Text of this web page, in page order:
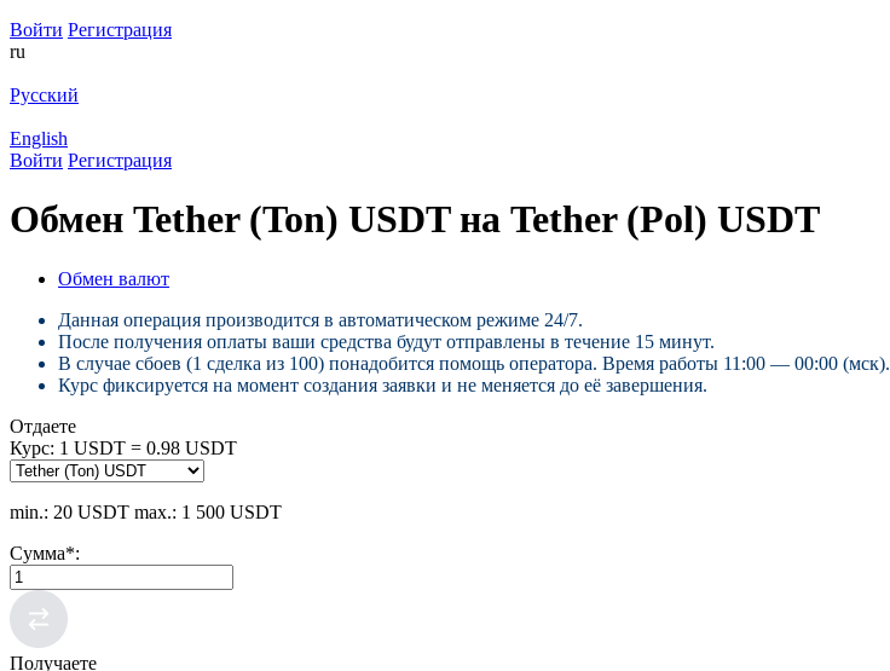
Войти Регистрация
ru
Русский
English
Войти Регистрация
Обмен Tether (Ton) USDT на Tether (Pol) USDT
Обмен валют
Данная операция производится в автоматическом режиме 24/7.
После получения оплаты ваши средства будут отправлены в течение 15 минут.
В случае сбоев (1 сделка из 100) понадобится помощь оператора. Время работы 11:00 — 00:00 (мск).
Курс фиксируется на момент создания заявки и не меняется до её завершения.
Отдаете
Курс: 1 USDT = 0.98 USDT
min.: 20 USDT max.: 1 500 USDT
Сумма*:
Получаете